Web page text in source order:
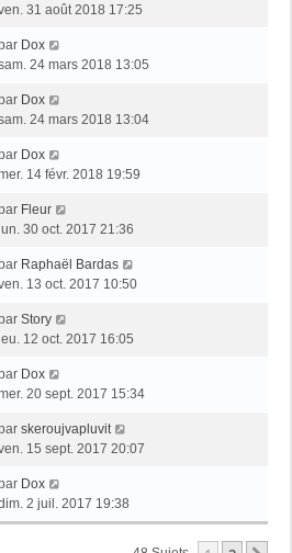
31 août 2018 17:25
Dox
24 mars 2018 13:05
Dox
24 mars 2018 13:04
Dox
14 févr. 2018 19:59
Fleur
30 oct. 2017 21:36
Raphaël Bardas
13 oct. 2017 10:50
Story
12 oct. 2017 16:05
Dox
20 sept. 2017 15:34
skeroujvapluvit
15 sept. 2017 20:07
Dox
2 juil. 2017 19:38